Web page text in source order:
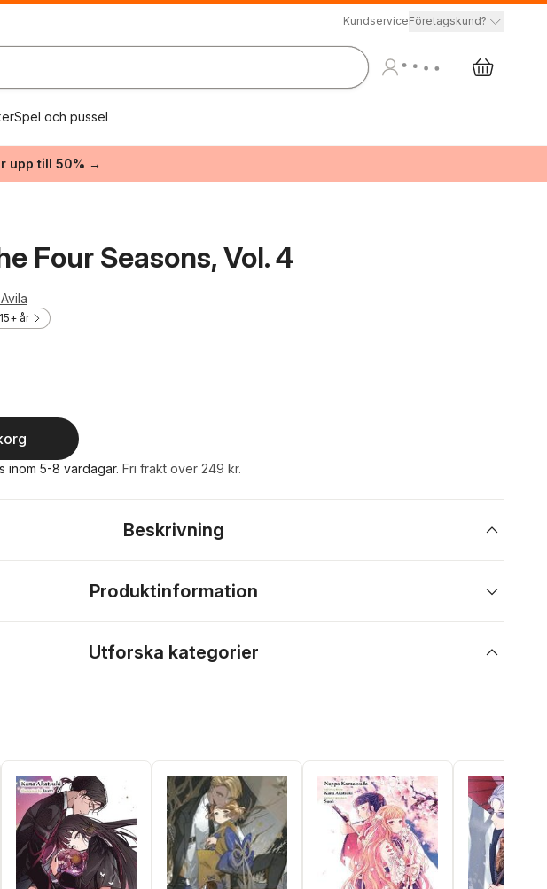
KundserviceFöretagskund?
Spel och pussel
upp till 50% →
Four Seasons, Vol. 4
15+ år
röster:
inom 5-8 vardagar. Fri frakt över 249 kr.
Beskrivning
Produktinformation
Utforska kategorier